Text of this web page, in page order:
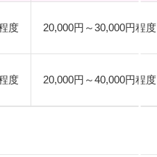
度 20,000円～30,000円程度
度 20,000円～40,000円程度